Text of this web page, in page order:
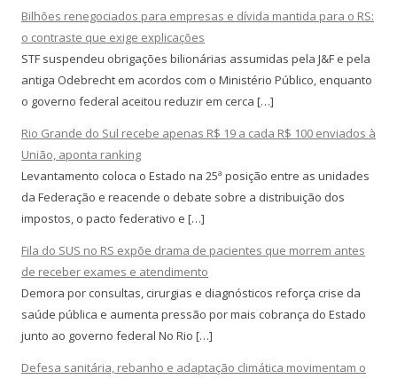
Bilhões renegociados para empresas e dívida mantida para o RS:
o contraste que exige explicações
STF suspendeu obrigações bilionárias assumidas pela J&F e pela
antiga Odebrecht em acordos com o Ministério Público, enquanto
o governo federal aceitou reduzir em cerca […]
Rio Grande do Sul recebe apenas R$ 19 a cada R$ 100 enviados à
União, aponta ranking
Levantamento coloca o Estado na 25ª posição entre as unidades
da Federação e reacende o debate sobre a distribuição dos
impostos, o pacto federativo e […]
Fila do SUS no RS expõe drama de pacientes que morrem antes
de receber exames e atendimento
Demora por consultas, cirurgias e diagnósticos reforça crise da
saúde pública e aumenta pressão por mais cobrança do Estado
junto ao governo federal No Rio […]
Defesa sanitária, rebanho e adaptação climática movimentam o